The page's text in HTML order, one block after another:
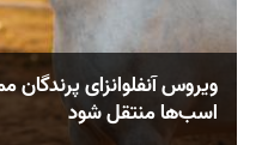
ویروس آنفلوانزای
اسب‌ها منتقل شود